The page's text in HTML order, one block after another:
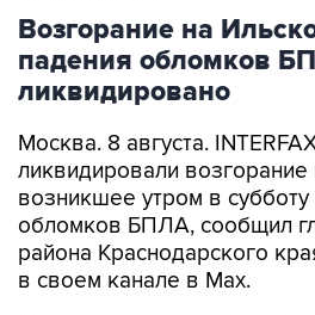
Возгорание на
падения обломков
ликвидировано
Москва. 8 августа.
ликвидировали
возникшее утром в субботу
обломков БПЛА, сообщил
района Краснодарского
в своем канале в Max.